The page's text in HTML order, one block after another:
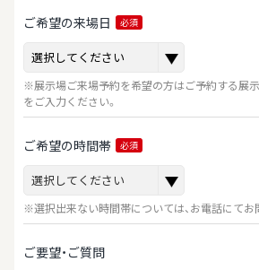
ご希望の来場日 必須
※展示場ご来場予約を希望の方はご予約する展
をご入力ください。
ご希望の時間帯 必須
※選択出来ない時間帯については、お電話にてお
ご要望・ご質問